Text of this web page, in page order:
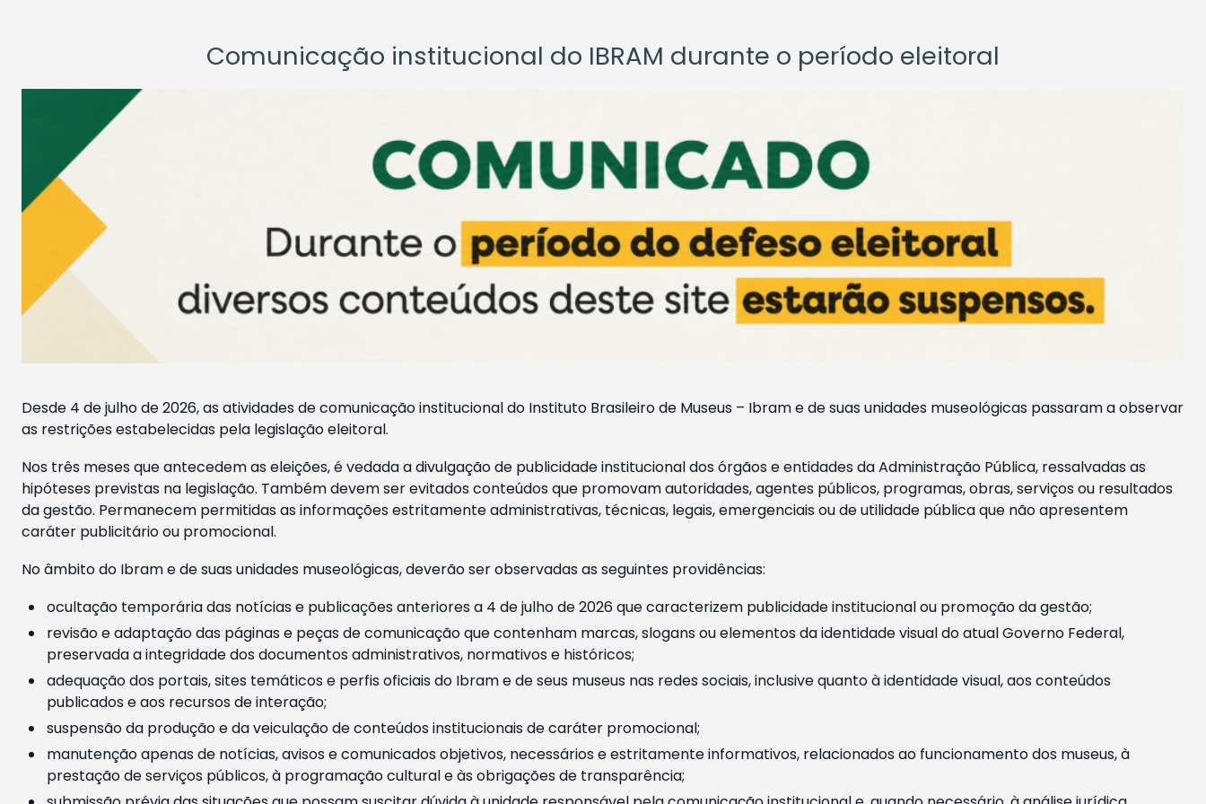
Comunicação institucional do IBRAM durante o período eleitoral
Desde 4 de julho de 2026, as atividades de comunicação institucional do Instituto Brasileiro de Museus – Ibram e de suas unidades museológicas passaram a observar
as restrições estabelecidas pela legislação eleitoral.
Nos três meses que antecedem as eleições, é vedada a divulgação de publicidade institucional dos órgãos e entidades da Administração Pública, ressalvadas as
hipóteses previstas na legislação. Também devem ser evitados conteúdos que promovam autoridades, agentes públicos, programas, obras, serviços ou resultados
da gestão. Permanecem permitidas as informações estritamente administrativas, técnicas, legais, emergenciais ou de utilidade pública que não apresentem
caráter publicitário ou promocional.
No âmbito do Ibram e de suas unidades museológicas, deverão ser observadas as seguintes providências:
ocultação temporária das notícias e publicações anteriores a 4 de julho de 2026 que caracterizem publicidade institucional ou promoção da gestão;
revisão e adaptação das páginas e peças de comunicação que contenham marcas, slogans ou elementos da identidade visual do atual Governo Federal,
preservada a integridade dos documentos administrativos, normativos e históricos;
adequação dos portais, sites temáticos e perfis oficiais do Ibram e de seus museus nas redes sociais, inclusive quanto à identidade visual, aos conteúdos
publicados e aos recursos de interação;
suspensão da produção e da veiculação de conteúdos institucionais de caráter promocional;
manutenção apenas de notícias, avisos e comunicados objetivos, necessários e estritamente informativos, relacionados ao funcionamento dos museus, à
prestação de serviços públicos, à programação cultural e às obrigações de transparência;